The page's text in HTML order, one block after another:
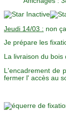
Jeudi 14/03 : non
Je prépare les
La livraison du
L'encadrement de
fermer l' accès au